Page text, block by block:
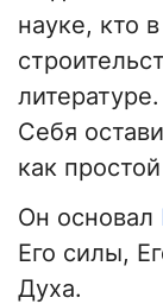
науке, кто
Себя
как
Он основал
Его силы,
Духа.